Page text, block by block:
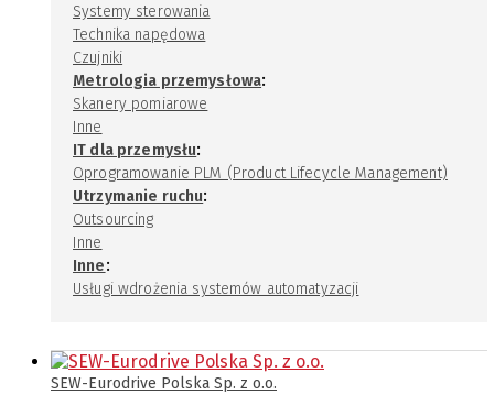
Systemy sterowania
Technika napędowa
Czujniki
Metrologia przemysłowa:
Skanery pomiarowe
Inne
IT dla przemysłu:
Oprogramowanie PLM (Product Lifecycle Management)
Utrzymanie ruchu:
Outsourcing
Inne
Inne:
Usługi wdrożenia systemów automatyzacji
SEW-Eurodrive Polska Sp. z o.o.